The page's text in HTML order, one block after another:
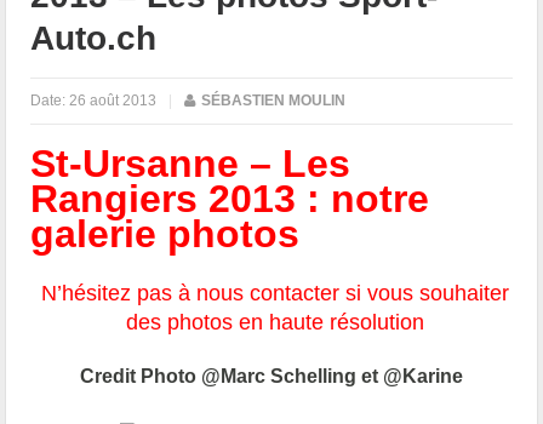
Auto.ch
Date: 26 août 2013 | SÉBASTIEN MOULIN
St-Ursanne – Les
Rangiers 2013 : notre
galerie photos
N’hésitez pas à nous contacter si vous souhaiter
des photos en haute résolution
Credit Photo @Marc Schelling et @Karine